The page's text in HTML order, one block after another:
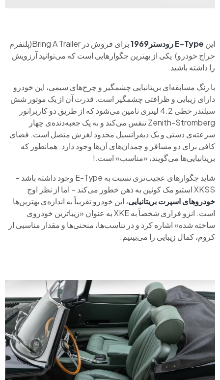
این E-Typeرودستر1969
برای فروش در Bring A Trailer(پلتفرم
حراج خودرو) یکی از بهترین جگوارهایی است که می‌توانید آرزویش
را داشته باشید.
با رنگ مسابقه‌ای بریتانیایی چشمگیر و چرخ‌های سیمی، این خودرو
دارای زیبایی و ظرافتی چشمگیر است. قدرت آن از یک موتور شش
سیلندر خطی 4.2 لیتری تامین می‌شود که از طریق دو کاربراتور
Zenith-Stromberg تنفس می‌کند و به یک جعبه‌دنده‌ی چهار
سرعته‌ی دستی و یک دیفرانسیل محدود لغزش متصل است. فضای
کافی برای دو مسافر و چمدان‌های آن‌ها وجود دارد. همانطور که
بریتانیایی‌ها می‌گویند، «مناسب» است.!
شاید جگوارهای عجیب‌تری نسبت به E-Type وجود داشته باشد –
XKSS استیو مک کوئین به ذهن خطور می‌کند – اما از نظر اوج
خودروهای اسپرت بریتانیایی، این خودرو تقریباً به اندازه‌ی بهترین‌ها
است. انزو فراری شخصاً به XKE به عنوان «زیباترین خودروی
ساخته شده» اشاره کرد و در تناسب‌ها، منحنی‌ها و مقدار مناسبی از
کروم، کمال زیبایی را می‌بینیم.